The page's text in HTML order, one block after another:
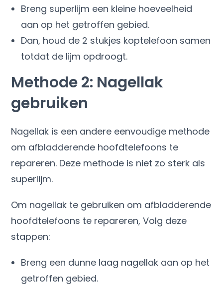
Breng superlijm een ​​kleine hoeveelheid
aan op het getroffen gebied.
Dan, houd de 2 stukjes koptelefoon samen
totdat de lijm opdroogt.
Methode 2: Nagellak
gebruiken
Nagellak is een andere eenvoudige methode
om afbladderende hoofdtelefoons te
repareren. Deze methode is niet zo sterk als
superlijm.
Om nagellak te gebruiken om afbladderende
hoofdtelefoons te repareren, Volg deze
stappen:
Breng een dunne laag nagellak aan op het
getroffen gebied.